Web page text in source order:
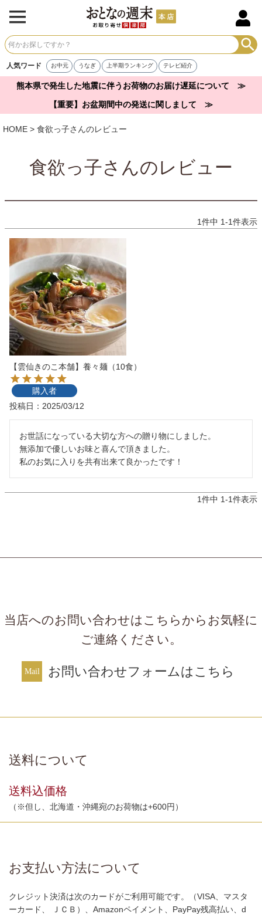
人気ワード お中元 うなぎ 上半期ランキング テレビ紹介
熊本県で発生した地震に伴うお荷物のお届け遅延について ≫
【重要】お盆期間中の発送に関しまして ≫
HOME 食欲っ子さんのレビュー
食欲っ子さんのレビュー
1件中 1-1件表示
【雲仙きのこ本舗】養々麺（10食）
購入者
投稿日
2025/03/12
お世話になっている大切な方への贈り物にしました。
無添加で優しいお味と喜んで頂きました。
私のお気に入りを共有出来て良かったです！
1件中 1-1件表示
当店へのお問い合わせはこちらからお気軽に
ご連絡ください。
お問い合わせフォームはこちら
送料について
送料込価格
（※但し、北海道・沖縄宛のお荷物は+600円）
お支払い方法について
クレジット決済は次のカードがご利用可能です。（VISA、マスタ
ーカード、 ＪＣＢ）、Amazonペイメント、PayPay残高払い、d